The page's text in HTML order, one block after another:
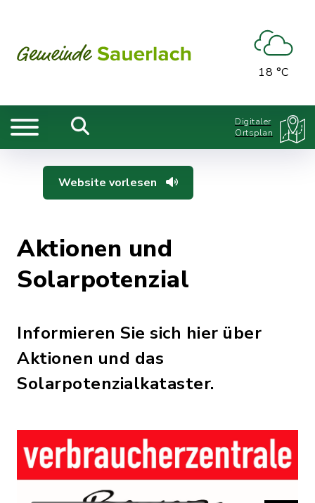
18 °C
Digitaler
Ortsplan
Website vorlesen
Aktionen und
Solarpotenzial
Informieren Sie sich hier über
Aktionen und das
Solarpotenzialkataster.